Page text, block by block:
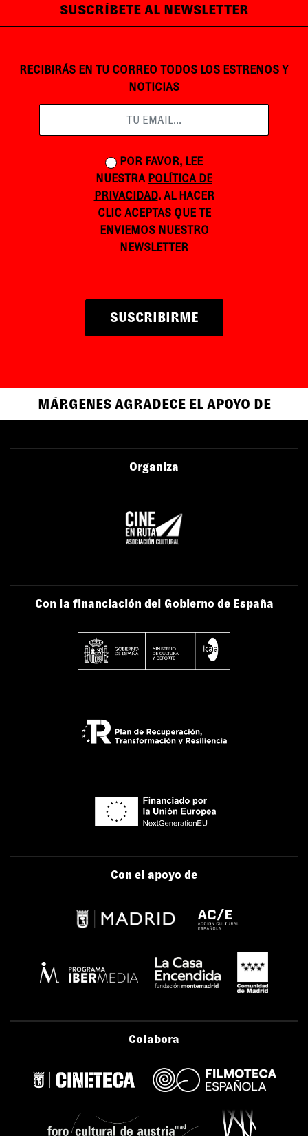
SUSCRÍBETE AL NEWSLETTER
RECIBIRÁS EN TU CORREO TODOS LOS ESTRENOS Y
NOTICIAS
POR FAVOR, LEE
NUESTRA POLÍTICA DE
PRIVACIDAD. AL HACER
CLIC ACEPTAS QUE TE
ENVIEMOS NUESTRO
NEWSLETTER
SUSCRIBIRME
MÁRGENES AGRADECE EL APOYO DE
Organiza
Con la financiación del Gobierno de España
Con el apoyo de
Colabora